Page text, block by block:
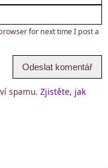
for next time I post a
spamu. Zjistěte, jak